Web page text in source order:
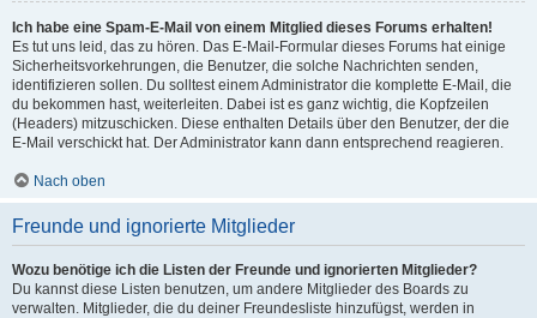
Ich habe eine Spam-E-Mail von einem Mitglied dieses Forums erhalten!
Es tut uns leid, das zu hören. Das E-Mail-Formular dieses Forums hat einige
Sicherheitsvorkehrungen, die Benutzer, die solche Nachrichten senden,
identifizieren sollen. Du solltest einem Administrator die komplette E-Mail, die
du bekommen hast, weiterleiten. Dabei ist es ganz wichtig, die Kopfzeilen
(Headers) mitzuschicken. Diese enthalten Details über den Benutzer, der die
E-Mail verschickt hat. Der Administrator kann dann entsprechend reagieren.
Nach oben
Freunde und ignorierte Mitglieder
Wozu benötige ich die Listen der Freunde und ignorierten Mitglieder?
Du kannst diese Listen benutzen, um andere Mitglieder des Boards zu
verwalten. Mitglieder, die du deiner Freundesliste hinzufügst, werden in